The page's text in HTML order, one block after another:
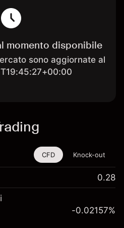
momento disponibile
sono aggiornate al
è disponibile
knock-out.
CFD Knock-out
0.28
-0.02157%